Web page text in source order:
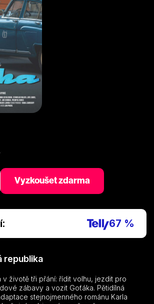
Vyzkoušet zdarma
67 %
v životě tři přání: řídit volhu, jezdit pro
zábavy a vozit Goťáka. Pětidílná
stejnojmenného románu Karla